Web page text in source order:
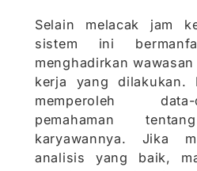
Selain melacak jam
sistem ini
menghadirkan
kerja yang dilakukan.
memperoleh
pemahaman
karyawannya. Jika
analisis yang baik,